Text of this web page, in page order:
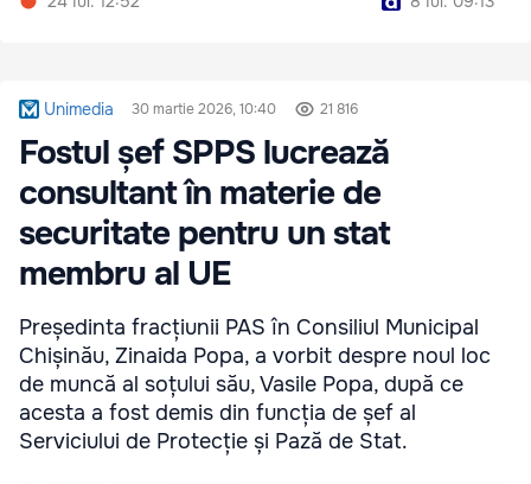
Unimedia 30 martie 2026, 10:40 21 816
Fostul șef SPPS lucrează
consultant în materie de
securitate pentru un stat
membru al UE
Președinta fracțiunii PAS în Consiliul Municipal
Chișinău, Zinaida Popa, a vorbit despre noul loc
de muncă al soțului său, Vasile Popa, după ce
acesta a fost demis din funcția de șef al
Serviciului de Protecție și Pază de Stat.